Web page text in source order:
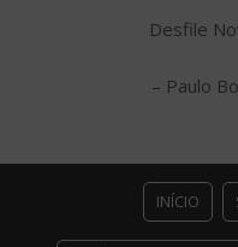
Desfile
– Paulo
INÍCIO